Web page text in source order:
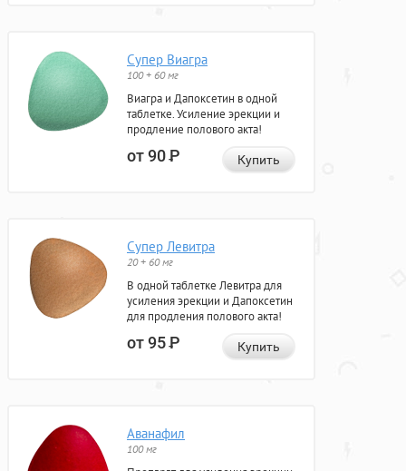
Супер Виагра
100 + 60 мг
Виагра и Дапоксетин в одной
таблетке. Усиление эрекции и
продление полового акта!
от 90Р Купить
Супер Левитра
20 + 60 мг
В одной таблетке Левитра для
усиления эрекции и Дапоксетин
для продления полового акта!
от 95Р Купить
Аванафил
100 мг